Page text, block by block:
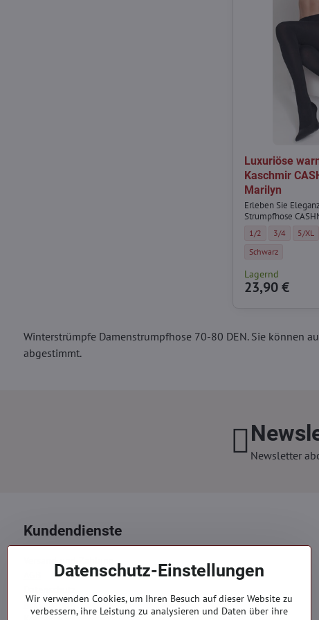
Luxuriöse
Kaschmir
Marilyn
Erleben Sie
Strumpfhose
Luxuriöse warme
1/2 Luxuriöse
3/4
5/XL
Luxuriöse warme
Schwarz
Lagernd
23,90 €
Winterstrümpfe Damenstrumpfhose 70-80 DEN. Sie können
abgestimmt.
Newsletter
Kundendienste
Reklamation
Datenschutz-Einstellungen
Wir verwenden Cookies, um Ihren Besuch auf dieser Website zu
verbessern, ihre Leistung zu analysieren und Daten über ihre